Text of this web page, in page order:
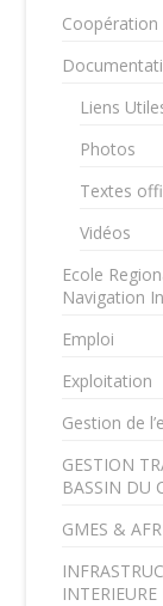
Coopération
Liens
Photos
Textes
Vidéos
Ecole
Navigation
Emploi
Exploitation
Gestion de
GESTION
BASSIN DU
GMES &